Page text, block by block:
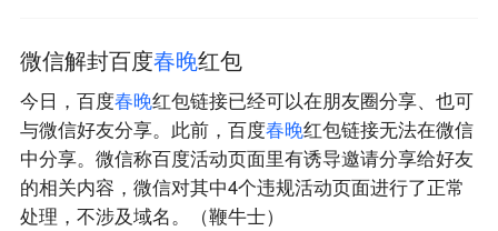
微信解封百度春晚红包
今日，百度春晚红包链接已经可以在朋友圈分享、也可
与微信好友分享。此前，百度春晚红包链接无法在微信
中分享。微信称百度活动页面里有诱导邀请分享给好友
的相关内容，微信对其中4个违规活动页面进行了正常
处理，不涉及域名。（鞭牛士）